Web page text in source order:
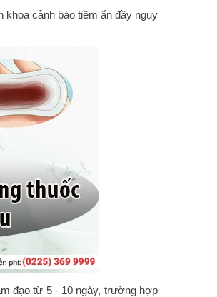
cảnh báo tiềm ẩn đầy nguy
đạo từ 5 - 10 ngày, trường hợp